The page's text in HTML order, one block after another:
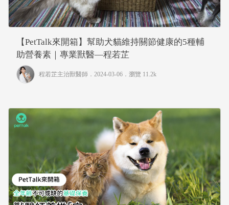
【PetTalk來開箱】幫助犬貓維持關節健康的5種輔
助營養素｜專業獸醫—程若芷
程若芷主治獸醫師 ．2024-03-06． 瀏覽 11.2k